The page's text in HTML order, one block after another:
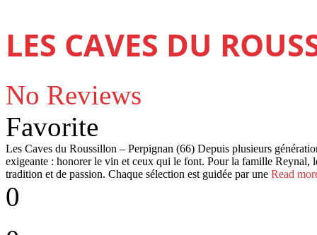
LES CAVES DU
No Reviews
Favorite
Les Caves du Roussillon – Perpignan (66) Depuis plusieurs
exigeante : honorer le vin et ceux qui le font. Pour la famille Reynal,
tradition et de passion. Chaque sélection est guidée par une Read
0